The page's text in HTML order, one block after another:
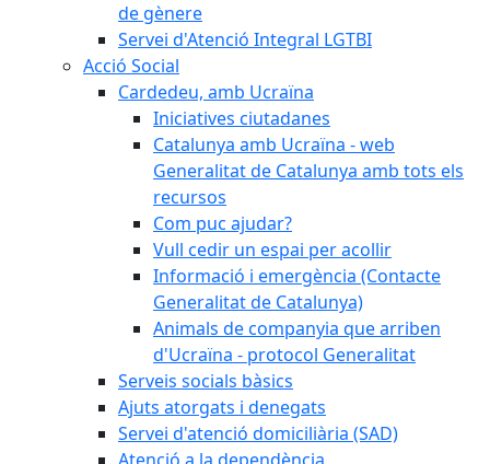
de gènere
Servei d'Atenció Integral LGTBI
Acció Social
Cardedeu, amb Ucraïna
Iniciatives ciutadanes
Catalunya amb Ucraïna - web
Generalitat de Catalunya amb tots els
recursos
Com puc ajudar?
Vull cedir un espai per acollir
Informació i emergència (Contacte
Generalitat de Catalunya)
Animals de companyia que arriben
d'Ucraïna - protocol Generalitat
Serveis socials bàsics
Ajuts atorgats i denegats
Servei d'atenció domiciliària (SAD)